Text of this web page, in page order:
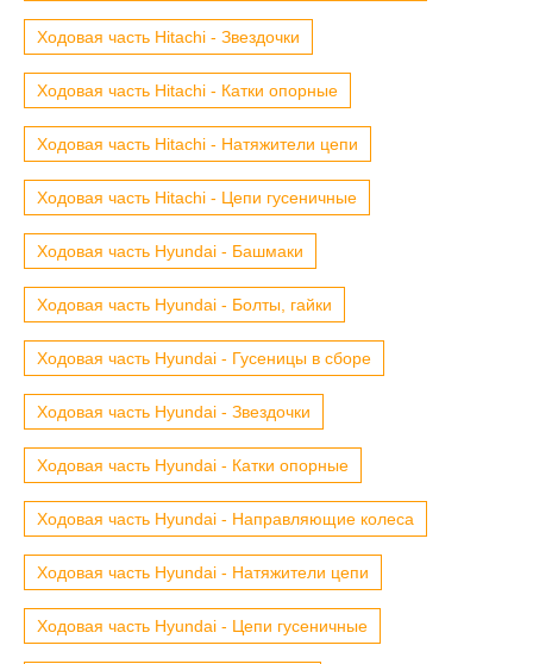
Ходовая часть Hitachi - Звездочки
Ходовая часть Hitachi - Катки опорные
Ходовая часть Hitachi - Натяжители цепи
Ходовая часть Hitachi - Цепи гусеничные
Ходовая часть Hyundai - Башмаки
Ходовая часть Hyundai - Болты, гайки
Ходовая часть Hyundai - Гусеницы в сборе
Ходовая часть Hyundai - Звездочки
Ходовая часть Hyundai - Катки опорные
Ходовая часть Hyundai - Направляющие колеса
Ходовая часть Hyundai - Натяжители цепи
Ходовая часть Hyundai - Цепи гусеничные